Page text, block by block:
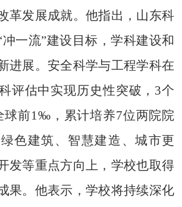
革发展成就。他指出 ，山东科
冲一流”建设 目标，学科建设和
进展。 安全科学与工程学科在
评估中实现历史性突破， 3个
球前1‰， 累计培养7位两院院
色建筑、智慧建造、城市更
发等重点方向上，学校也取得
果。 他表示，学校将持续深化